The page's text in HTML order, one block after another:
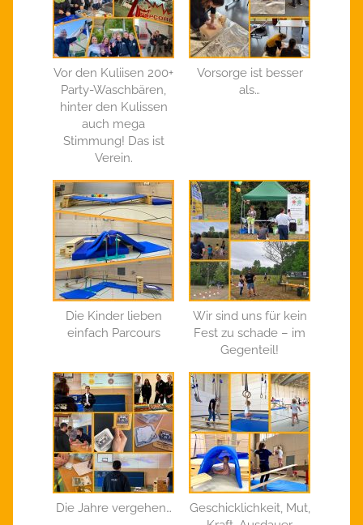
Vor den Kuliisen 200+
Party-Waschbären,
hinter den Kulissen
auch mega
Stimmung! Das ist
Verein.
Vorsorge ist besser
als…
Die Kinder lieben
einfach Parcours
Wir sind uns für kein
Fest zu schade – im
Gegenteil!
Die Jahre vergehen…
Geschicklichkeit, Mut,